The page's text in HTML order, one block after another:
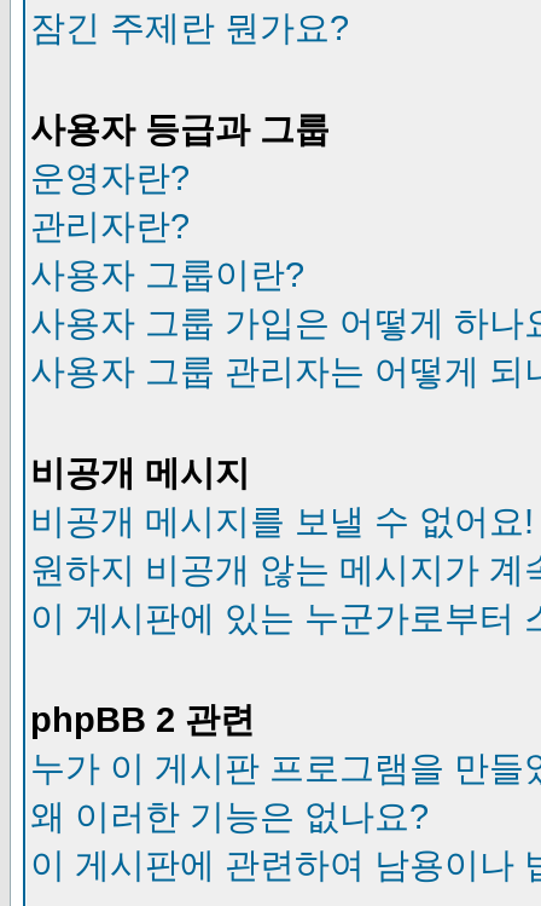
잠긴 주제란 뭔가요?
사용자 등급과 그룹
운영자란?
관리자란?
사용자 그룹이란?
사용자 그룹 가입은 어떻게 하나
사용자 그룹 관리자는 어떻게 되
비공개 메시지
비공개 메시지를 보낼 수 없어요!
원하지 비공개 않는 메시지가 계
이 게시판에 있는 누군가로부터
phpBB 2 관련
누가 이 게시판 프로그램을 만들
왜 이러한 기능은 없나요?
이 게시판에 관련하여 남용이나